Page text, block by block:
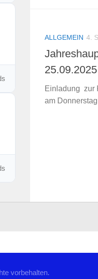
ALLGEMEIN 4.
25.09.2025
Einladung zur
am
vorbehalten.